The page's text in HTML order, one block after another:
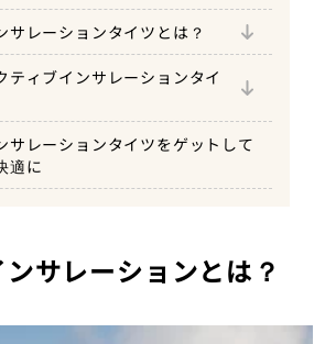
サレーションタイツとは？
泊やテント泊でパジャマになる
いもできる汎用性の高さと軽量
ンサレーションタイツのデメ
が生じやすい
洗濯ネットに入れ、乾燥機は使わ
に弱い
藪漕ぎシーンでは着用しない
ンサレーションタイツと登山タ
ティブインサレーションタイ
ーラテック アルファダイレクト90
Light Alpha Tights
Tights
クイン凌】カルフワタイツ
ルーウォーム ハイブリッド タイ
サレーションタイツをゲットして
適に
サレーションとは？